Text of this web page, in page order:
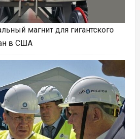
магнит для гигантского
в США